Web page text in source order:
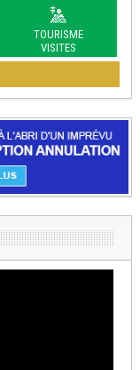
TOURISME
VISITES